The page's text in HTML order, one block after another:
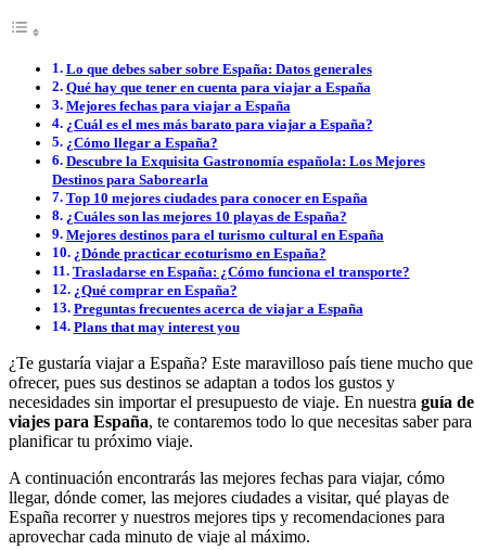
Lo que debes saber sobre España: Datos generales
Qué hay que tener en cuenta para viajar a España
Mejores fechas para viajar a España
¿Cuál es el mes más barato para viajar a España?
¿Cómo llegar a España?
Descubre la Exquisita Gastronomía española: Los Mejores
Destinos para Saborearla
Top 10 mejores ciudades para conocer en España
¿Cuáles son las mejores 10 playas de España?
Mejores destinos para el turismo cultural en España
¿Dónde practicar ecoturismo en España?
Trasladarse en España: ¿Cómo funciona el transporte?
¿Qué comprar en España?
Preguntas frecuentes acerca de viajar a España
Plans that may interest you
¿Te gustaría viajar a España? Este maravilloso país tiene mucho que
ofrecer, pues sus destinos se adaptan a todos los gustos y
necesidades sin importar el presupuesto de viaje. En nuestra guía de
viajes para España, te contaremos todo lo que necesitas saber para
planificar tu próximo viaje.
A continuación encontrarás las mejores fechas para viajar, cómo
llegar, dónde comer, las mejores ciudades a visitar, qué playas de
España recorrer y nuestros mejores tips y recomendaciones para
aprovechar cada minuto de viaje al máximo.